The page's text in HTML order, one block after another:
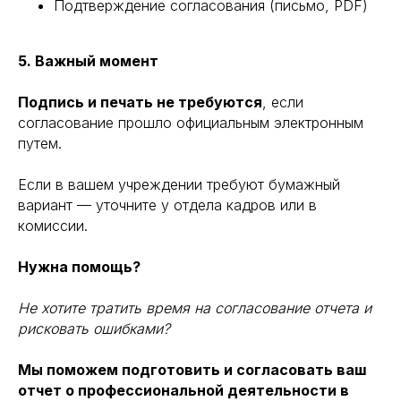
Подтверждение согласования (письмо, PDF)
5. Важный момент
Подпись и печать не требуются, если
согласование прошло официальным электронным
путем.
Если в вашем учреждении требуют бумажный
вариант — уточните у отдела кадров или в
комиссии.
Нужна помощь?
Не хотите тратить время на согласование отчета и
рисковать ошибками?
Мы поможем подготовить и согласовать ваш
отчет о профессиональной деятельности в
©2026 ООО «МЦ МФО» МОСКВА
Соглашение о конфиденциальности
ОГРН 1207700292690
Юридический адрес: 107031, г.Москва, вн.тер.г.
Муниципальный Округ Мещанский, ул Кузнецкий
Оферта об образовательных услугах
Повышение квалификации
Для биологов
Со средним образованием